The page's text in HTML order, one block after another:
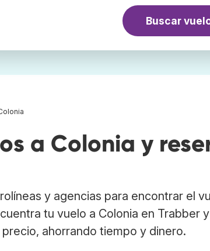
Buscar
a Colonia y
y agencias para encontrar el
tu vuelo a Colonia en Trabber
ahorrando tiempo y dinero.